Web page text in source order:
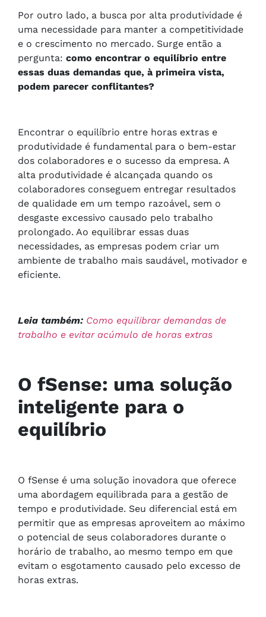
Por outro lado, a busca por alta produtividade é
uma necessidade para manter a competitividade
e o crescimento no mercado. Surge então a
pergunta: como encontrar o equilíbrio entre
essas duas demandas que, à primeira vista,
podem parecer conflitantes?
Encontrar o equilíbrio entre horas extras e
produtividade é fundamental para o bem-estar
dos colaboradores e o sucesso da empresa. A
alta produtividade é alcançada quando os
colaboradores conseguem entregar resultados
de qualidade em um tempo razoável, sem o
desgaste excessivo causado pelo trabalho
prolongado. Ao equilibrar essas duas
necessidades, as empresas podem criar um
ambiente de trabalho mais saudável, motivador e
eficiente.
Leia também: Como equilibrar demandas de
trabalho e evitar acúmulo de horas extras
O fSense: uma solução
inteligente para o
equilíbrio
O fSense é uma solução inovadora que oferece
uma abordagem equilibrada para a gestão de
tempo e produtividade. Seu diferencial está em
permitir que as empresas aproveitem ao máximo
o potencial de seus colaboradores durante o
horário de trabalho, ao mesmo tempo em que
evitam o esgotamento causado pelo excesso de
horas extras.